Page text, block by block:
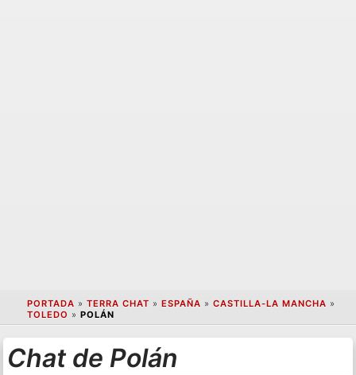
PORTADA » TERRA CHAT » ESPAÑA » CASTILLA-LA MANCHA »
TOLEDO » POLÁN
Chat de Polán